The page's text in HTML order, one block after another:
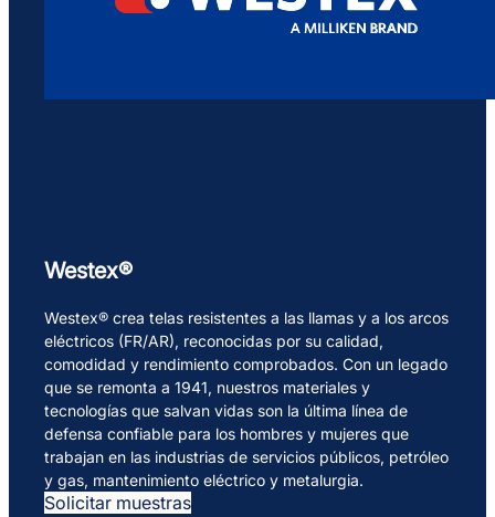
Westex®
Westex® crea telas resistentes a las llamas y a los arcos
eléctricos (FR/AR), reconocidas por su calidad,
comodidad y rendimiento comprobados. Con un legado
que se remonta a 1941, nuestros materiales y
tecnologías que salvan vidas son la última línea de
defensa confiable para los hombres y mujeres que
trabajan en las industrias de servicios públicos, petróleo
y gas, mantenimiento eléctrico y metalurgia.
Solicitar muestras